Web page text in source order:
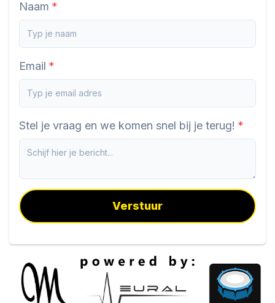
Naam
Email
Stel je vraag en we komen snel bij je terug!
Verstuur